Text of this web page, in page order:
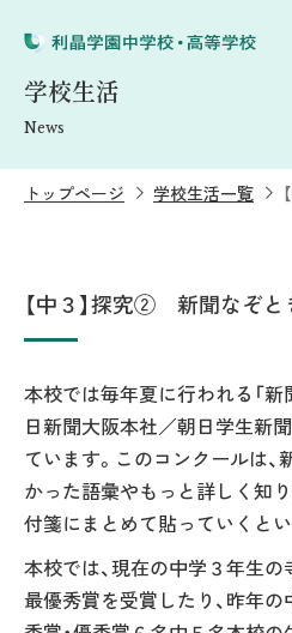
学校生活
News
トップページ 学校生活一覧
【中３】探究② 新聞なぞと
本校では毎年夏に行われる「新
日新聞大阪本社／朝日学生新
ています。このコンクールは、
かった語彙やもっと詳しく知
付箋にまとめて貼っていくと
本校では、現在の中学３年生
最優秀賞を受賞したり、昨年